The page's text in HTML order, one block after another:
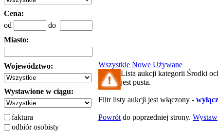
Cena:
od
do
Miasto:
Województwo:
Wystawione w ciągu:
faktura
odbiór osobisty
Wszystkie Nowe Używane
Lista aukcji kategorii Środki
jest pusta.
Filtr listy aukcji jest włączony -
Powrót do poprzedniej strony. Wystaw